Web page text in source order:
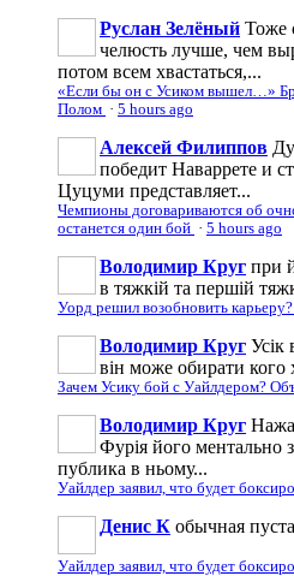
Руслан Зелёный Тоже
челюсть лучше, чем
потом всем хвастаться,...
«Если бы он с Усиком вышел…»
Полом · 5 hours ago
Алексей Филиппов
победит Наваррете и
Цуцуми представляет...
Чемпионы договариваются об
останется один бой · 5 hours ago
Володимир Круг при
в тяжкій та першій
Уорд решил возобновить
Володимир Круг Усік
він може обирати кого
Зачем Усику бой с Уайлдером?
Володимир Круг
Фурія його ментально
публика в ньому...
Уайлдер заявил, что будет
Денис К обычная
Уайлдер заявил, что будет